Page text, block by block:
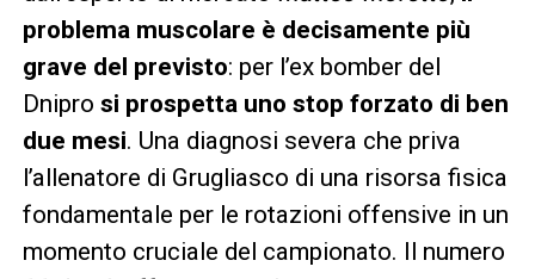
problema muscolare è decisamente più
grave del previsto: per l’ex bomber del
Dnipro si prospetta uno stop forzato di ben
due mesi. Una diagnosi severa che priva
l’allenatore di Grugliasco di una risorsa fisica
fondamentale per le rotazioni offensive in un
momento cruciale del campionato. Il numero